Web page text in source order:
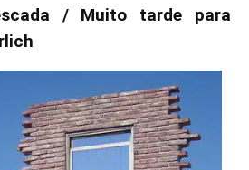
/ Muito tarde para